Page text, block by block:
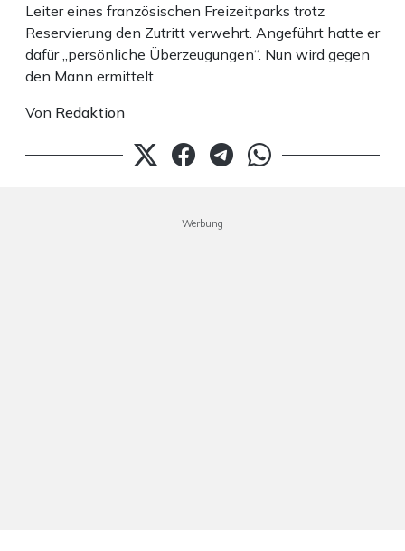
Leiter eines französischen Freizeitparks trotz
Reservierung den Zutritt verwehrt. Angeführt hatte er
dafür „persönliche Überzeugungen“. Nun wird gegen
den Mann ermittelt
Von Redaktion
Werbung